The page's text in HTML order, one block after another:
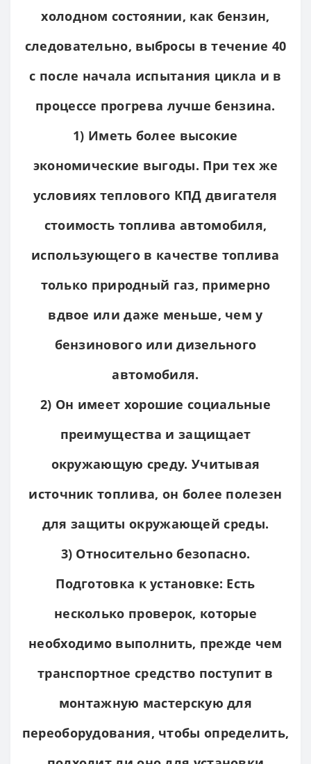
холодном состоянии, как бензин,
следовательно, выбросы в течение 40
с после начала испытания цикла и в
процессе прогрева лучше бензина.
1) Иметь более высокие
экономические выгоды. При тех же
условиях теплового КПД двигателя
стоимость топлива автомобиля,
использующего в качестве топлива
только природный газ, примерно
вдвое или даже меньше, чем у
бензинового или дизельного
автомобиля.
2) Он имеет хорошие социальные
преимущества и защищает
окружающую среду. Учитывая
источник топлива, он более полезен
для защиты окружающей среды.
3) Относительно безопасно.
Подготовка к установке: Есть
несколько проверок, которые
необходимо выполнить, прежде чем
транспортное средство поступит в
монтажную мастерскую для
переоборудования, чтобы определить,